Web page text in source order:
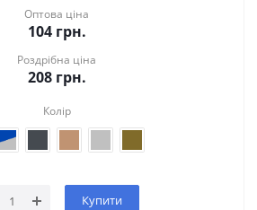
Оптова ціна
104грн.
Роздрібна ціна
208грн.
Колір
Купити